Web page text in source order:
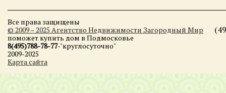
Все права защищены
© 2009 – 2025 Агентство Недвижимости Загородный Мир
поможет купить дом в Подмосковье
8(495)788-78-77-"круглосуточно"
2009-2025
Карта сайта